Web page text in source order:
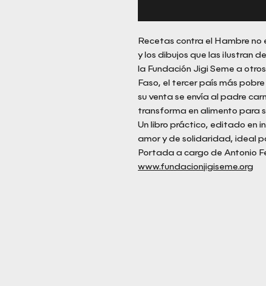
Recetas contra el Hambre no
y los dibujos que las ilustran
la Fundación Jigi Seme a
Faso, el tercer país más
su venta se envía al padre
transforma en alimento para
Un libro práctico, editado en
amor y de solidaridad, ideal
Portada a cargo de Antonio
www.fundacionjigiseme.org